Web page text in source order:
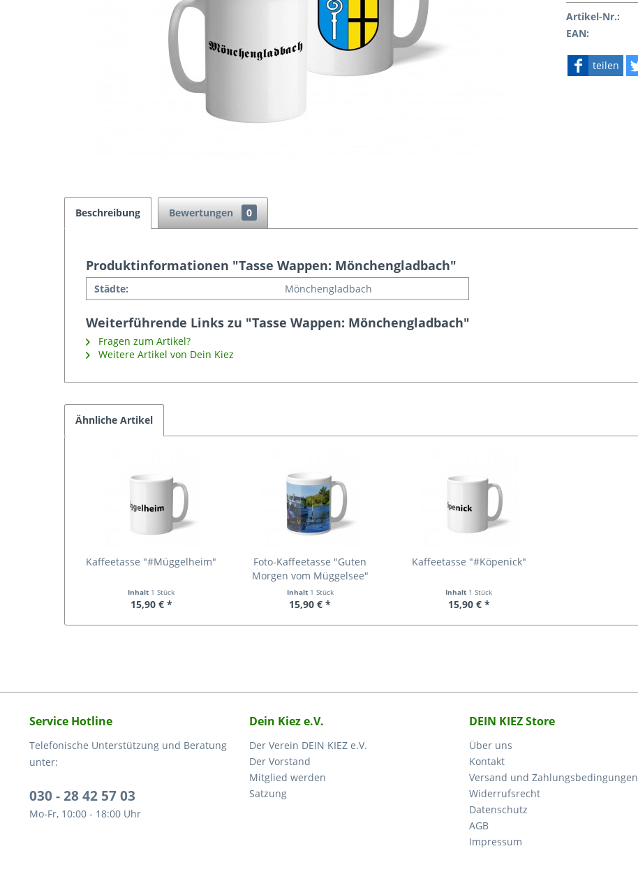
Artikel-Nr.:
EAN:
teilen
Beschreibung Bewertungen 0
Produktinformationen "Tasse Wappen: Mönchengladbach"
Städte: Mönchengladbach
Weiterführende Links zu "Tasse Wappen: Mönchengladbach"
Fragen zum Artikel?
Weitere Artikel von Dein Kiez
Ähnliche Artikel
Kaffeetasse "#Müggelheim"
Inhalt 1 Stück
15,90 € *
Foto-Kaffeetasse "Guten
Morgen vom Müggelsee"
Inhalt 1 Stück
15,90 € *
Kaffeetasse "#Köpenick"
Inhalt 1 Stück
15,90 € *
Service Hotline
Telefonische Unterstützung und Beratung
unter:
030 - 28 42 57 03
Mo-Fr, 10:00 - 18:00 Uhr
Dein Kiez e.V.
Der Verein DEIN KIEZ e.V.
Der Vorstand
Mitglied werden
Satzung
DEIN KIEZ Store
Über uns
Kontakt
Versand und Zahlungsbedingungen
Widerrufsrecht
Datenschutz
AGB
Impressum